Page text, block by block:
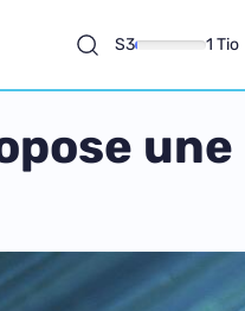
S3 1 Tio
une